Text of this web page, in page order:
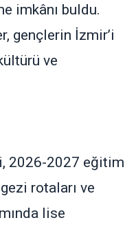
imkânı buldu.
gençlerin İzmir’i
ve
2026-2027 eğitim
rotaları ve
lise